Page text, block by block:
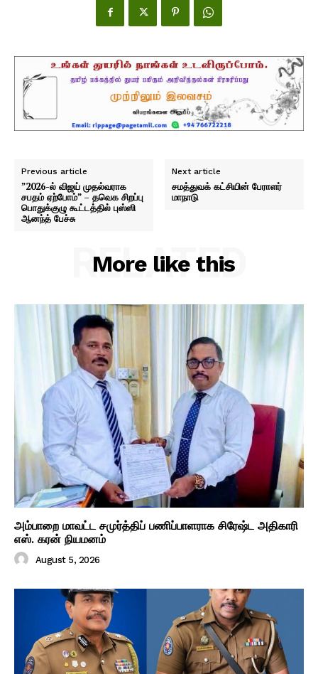
Previous article
”2026-ல் விஜய் முதல்வராக
சபதம் ஏற்போம்” – தவெக சிறப்பு
பொதுக்குழு கூட்டத்தில் புஸ்ஸி
ஆனந்த் பேச்சு
Next article
சமத்துவக் கட்சியின் பேராளர்
மாநாடு
More like this
RELATED
அம்பாறை மாவட்ட சமுர்த்திப் பணிப்பாளராக சிரேஷ்ட அதிகாரி
எஸ். கரன் நியமனம்
August 5, 2026